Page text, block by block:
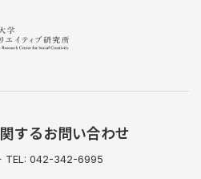
するお問い合わせ
TEL: 042-342-6995